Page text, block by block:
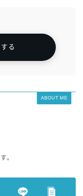
る
ABOUT ME
。